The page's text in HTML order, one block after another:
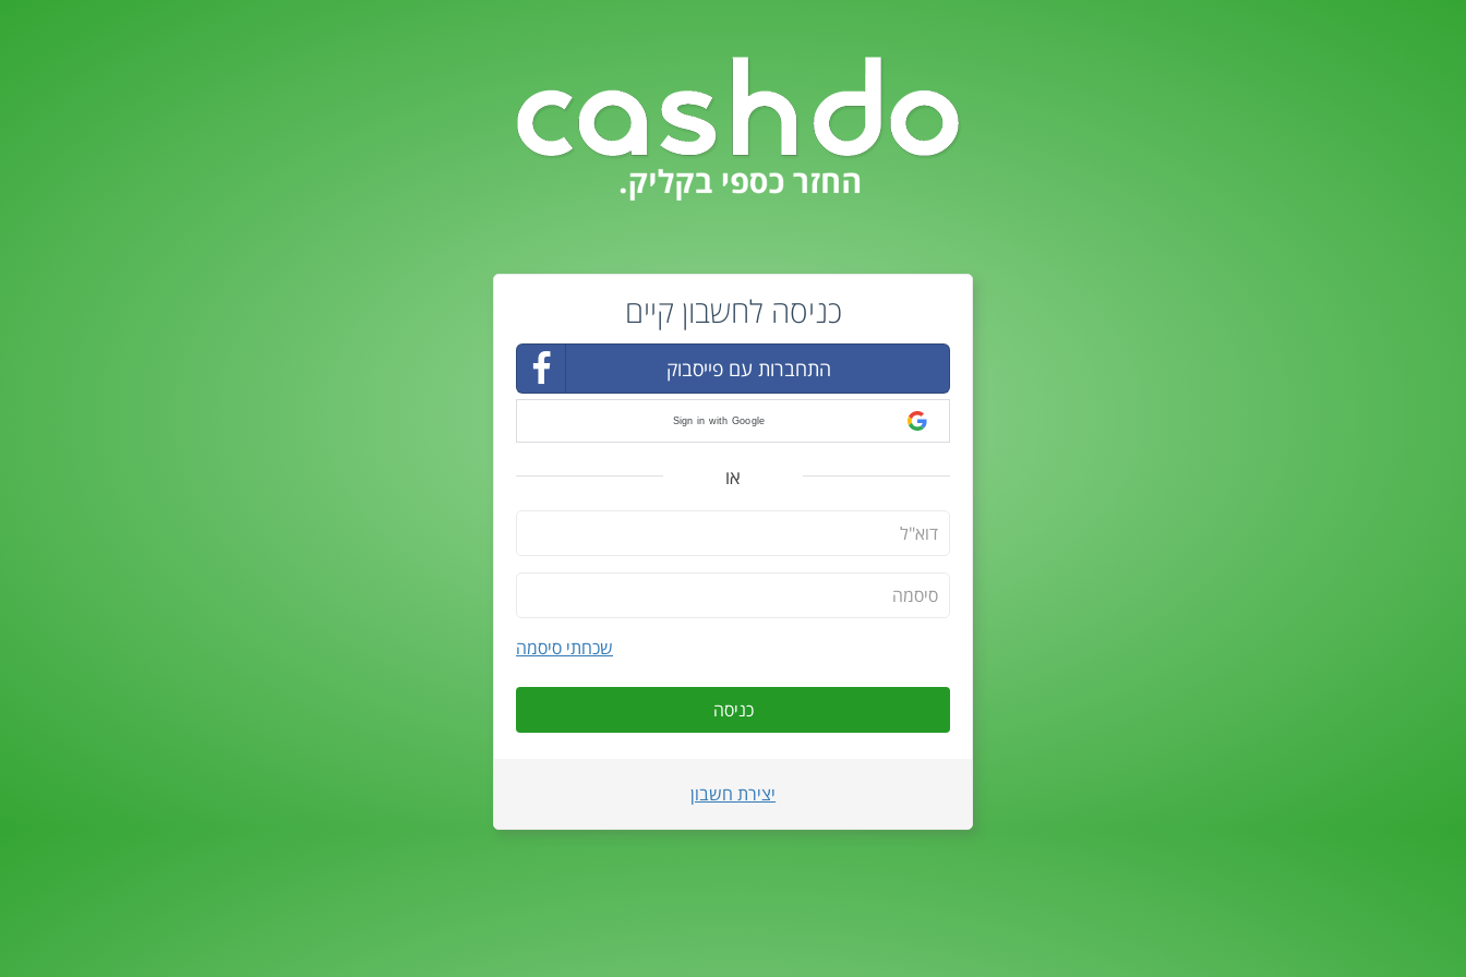
כניסה לחשבון קיים
התחברות עם פייסבוק
Sign in with Google
או
שכחתי סיסמה
כניסה
יצירת חשבון